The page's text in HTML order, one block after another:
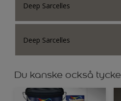
Deep Sarcelles
Deep Sarcelles
Du kanske också